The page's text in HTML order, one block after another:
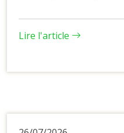
Lire l'article